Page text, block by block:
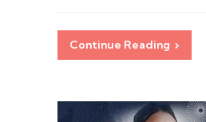
Continue Reading